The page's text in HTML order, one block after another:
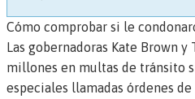
Cómo comprobar si le
Las gobernadoras Kate Brown
millones en multas de tránsito
especiales llamadas órdenes de